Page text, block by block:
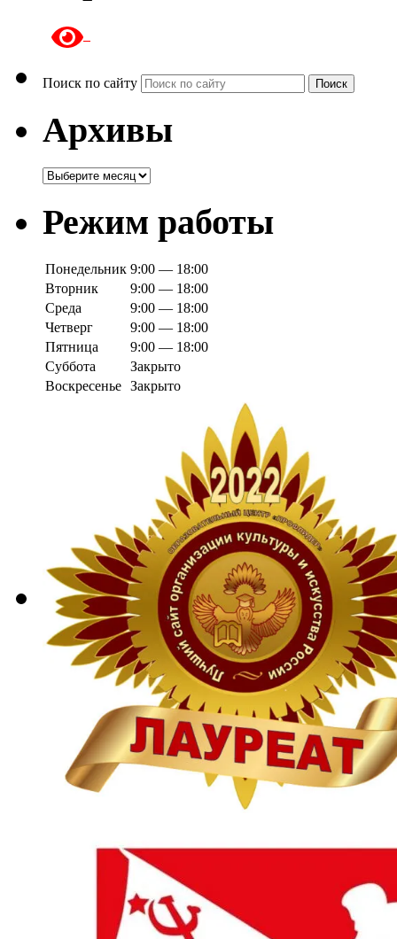
Поиск по сайту Поиск
Архивы
Архивы
Режим работы
Понедельник 9:00 — 18:00
Вторник
9:00 — 18:00
Среда
9:00 — 18:00
Четверг
9:00 — 18:00
Пятница
9:00 — 18:00
Суббота
Закрыто
Воскресенье Закрыто